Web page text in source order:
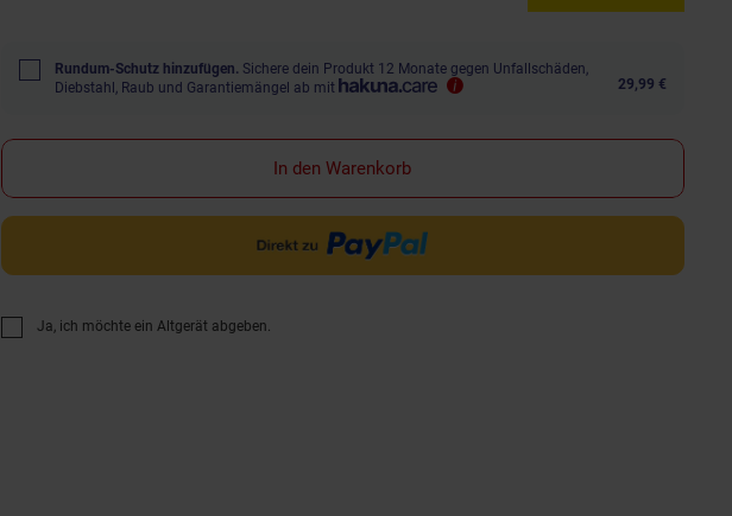
Rundum-Schutz hinzufügen. Sichere dein Produkt 12 Monate gegen Unfallschäden,
Diebstahl, Raub und Garantiemängel ab mit
29,99 €
In den Warenkorb
Ja, ich möchte ein Altgerät abgeben.